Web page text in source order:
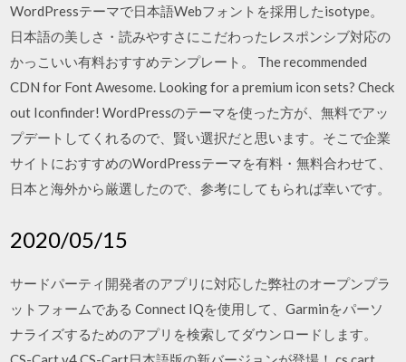
WordPressテーマで日本語Webフォントを採用したisotype。
日本語の美しさ・読みやすさにこだわったレスポンシブ対応の
かっこいい有料おすすめテンプレート。 The recommended
CDN for Font Awesome. Looking for a premium icon sets? Check
out Iconfinder! WordPressのテーマを使った方が、無料でアッ
プデートしてくれるので、賢い選択だと思います。そこで企業
サイトにおすすめのWordPressテーマを有料・無料合わせて、
日本と海外から厳選したので、参考にしてもられば幸いです。
2020/05/15
サードパーティ開発者のアプリに対応した弊社のオープンプラ
ットフォームである Connect IQを使用して、Garminをパーソ
ナライズするためのアプリを検索してダウンロードします。